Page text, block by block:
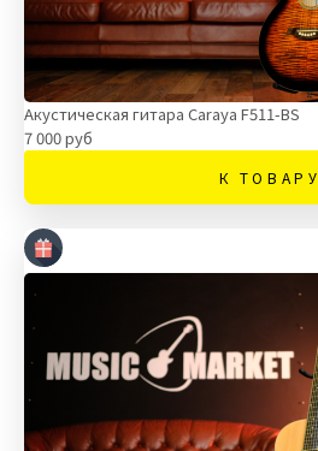
Акустическая гитара Caraya F511-BS
7 000 руб
К ТОВАРУ